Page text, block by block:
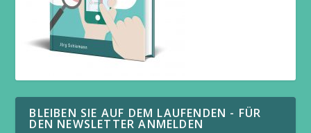
BLEIBEN SIE AUF DEM LAUFENDEN - FÜR
DEN NEWSLETTER ANMELDEN